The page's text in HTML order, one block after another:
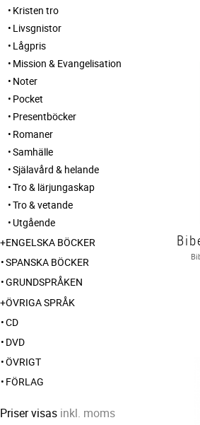
Kristen tro
Livsgnistor
Lågpris
Mission & Evangelisation
Noter
Pocket
Presentböcker
Romaner
Samhälle
Själavård & helande
Tro & lärjungaskap
Tro & vetande
Utgående
ENGELSKA BÖCKER
SPANSKA BÖCKER
GRUNDSPRÅKEN
ÖVRIGA SPRÅK
CD
DVD
ÖVRIGT
FÖRLAG
Priser visas inkl. moms